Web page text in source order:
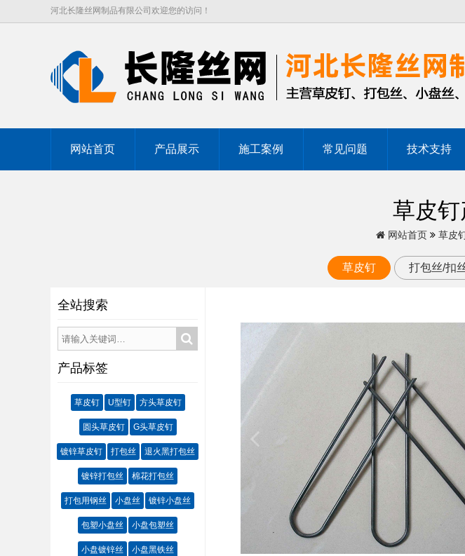
河北长隆丝网制品有限公司欢迎您的访问！
网站首页 产品展示 施工案例 常见问题 技术支持
草皮钉
网站首页 草皮
草皮钉 打包丝/扣
全站搜索
产品标签
草皮钉 U型钉 方头草皮钉
圆头草皮钉 G头草皮钉
镀锌草皮钉 打包丝 退火黑打包丝
镀锌打包丝 棉花打包丝
打包用钢丝 小盘丝 镀锌小盘丝
包塑小盘丝 小盘包塑丝
小盘镀锌丝 小盘黑铁丝